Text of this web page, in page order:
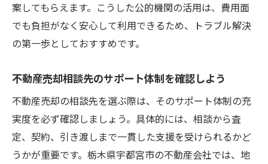
案してもらえます。こうした公的機関の活用は、費用面
でも負担がなく安心して利用できるため、トラブル解決
の第一歩としておすすめです。
不動産売却相談先のサポート体制を確認しよう
不動産売却の相談先を選ぶ際は、そのサポート体制の充
実度を必ず確認しましょう。具体的には、相談から査
定、契約、引き渡しまで一貫した支援を受けられるかど
うかが重要です。栃木県宇都宮市の不動産会社では、地